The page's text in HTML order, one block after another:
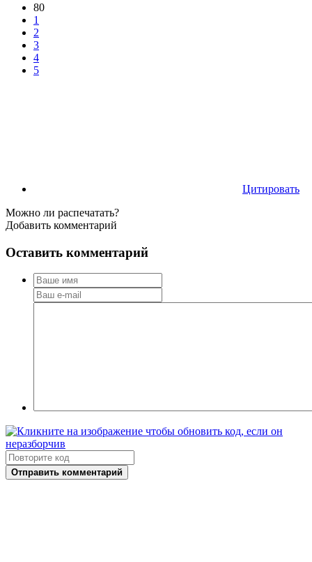
80
1
2
3
4
5
Цитировать
Можно ли распечатать?
Добавить комментарий
Оставить комментарий
Отправить комментарий